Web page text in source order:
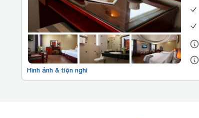
Hình ảnh & tiện nghi